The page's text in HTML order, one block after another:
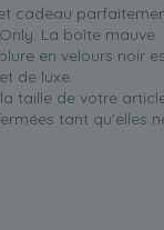
cadeau
La boîte mauve
en velours noir
de luxe.
taille de votre
tant qu'elles